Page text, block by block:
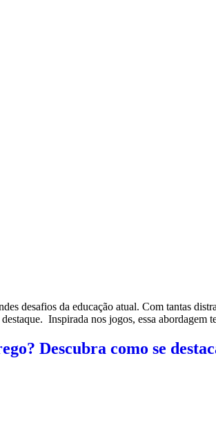
desafios da educação atual. Com tantas
Inspirada nos jogos, essa
Descubra como se